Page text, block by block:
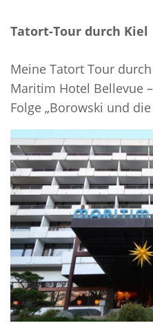
Tatort-Tour durch Kiel
Meine Tatort Tour
Maritim Hotel Bellevue
Folge „Borowski und die